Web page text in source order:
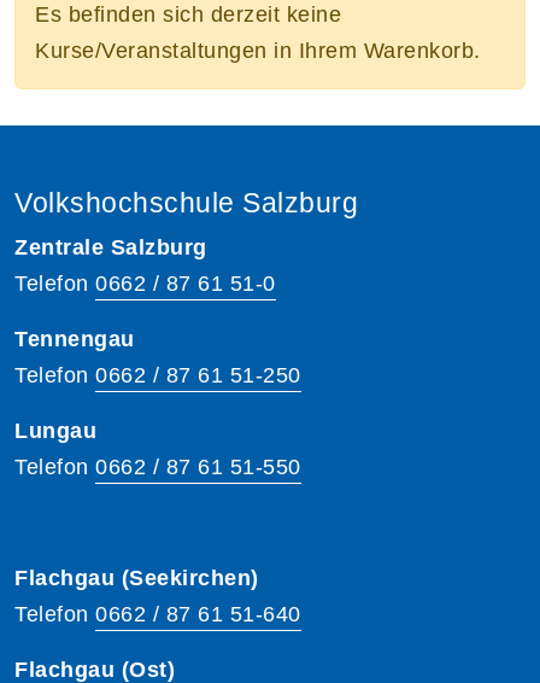
Es befinden sich derzeit keine
Kurse/Veranstaltungen in Ihrem Warenkorb.
Volkshochschule Salzburg
Zentrale Salzburg
Telefon 0662 / 87 61 51-0
Tennengau
Telefon 0662 / 87 61 51-250
Lungau
Telefon 0662 / 87 61 51-550
Flachgau (Seekirchen)
Telefon 0662 / 87 61 51-640
Flachgau (Ost)